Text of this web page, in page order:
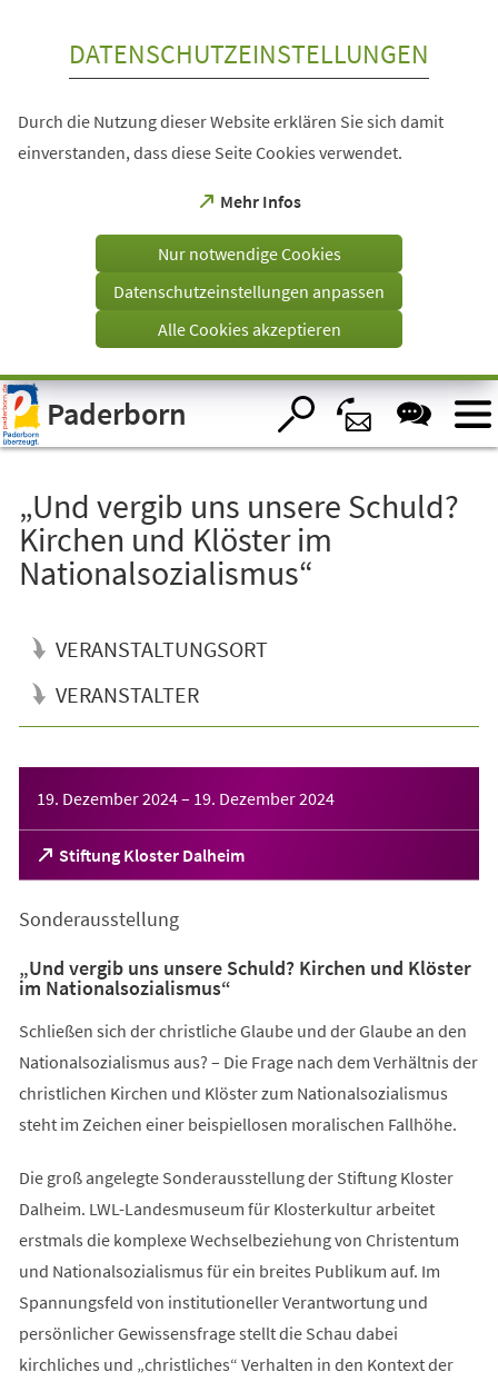
Visuelle
Assistenzsoftware
öffnen.
DATENSCHUTZEINSTELLUNGEN
Durch die Nutzung dieser Website erklären Sie sich damit
einverstanden, dass diese Seite Cookies verwendet.
Mehr Infos
(Öffnet
einem
Tab)
Nur notwendige Cookies
Datenschutzeinstellungen anpassen
Alle Cookies akzeptieren
Paderborn
„Und vergib uns unsere Schuld?
Kirchen und Klöster im
Nationalsozialismus“
VERANSTALTUNGSORT
VERANSTALTER
19. Dezember 2024– 19. Dezember 2024
Stiftung Kloster Dalheim
(Öffnet
in
neuen
Sonderausstellung
„Und vergib uns unsere Schuld? Kirchen und Klöster
im Nationalsozialismus“
Schließen sich der christliche Glaube und der Glaube an den
Nationalsozialismus aus? – Die Frage nach dem Verhältnis der
christlichen Kirchen und Klöster zum Nationalsozialismus
steht im Zeichen einer beispiellosen moralischen Fallhöhe.
Die groß angelegte Sonderausstellung der Stiftung Kloster
Dalheim. LWL-Landesmuseum für Klosterkultur arbeitet
erstmals die komplexe Wechselbeziehung von Christentum
und Nationalsozialismus für ein breites Publikum auf. Im
Spannungsfeld von institutioneller Verantwortung und
persönlicher Gewissensfrage stellt die Schau dabei
kirchliches und „christliches“ Verhalten in den Kontext der